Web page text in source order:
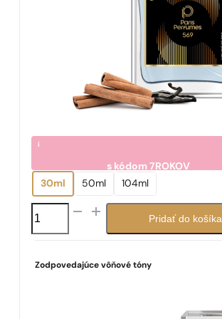
i
s kódom 7ROKOV
7.05€
30ml 50ml 104ml
množstvo
N°
569
Pridať do košíka
Zodpovedajúce vôňové tóny